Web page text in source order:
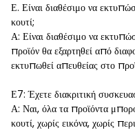
Ε. Είναι διαθέσιμο να
κουτί;
Α: Είναι διαθέσιμο να
προϊόν θα εξαρτηθεί από
εκτυπωθεί απευθείας στο
Ε7: Έχετε διακριτική
Α: Ναι, όλα τα προϊόντα
κουτί, χωρίς εικόνα, χωρίς